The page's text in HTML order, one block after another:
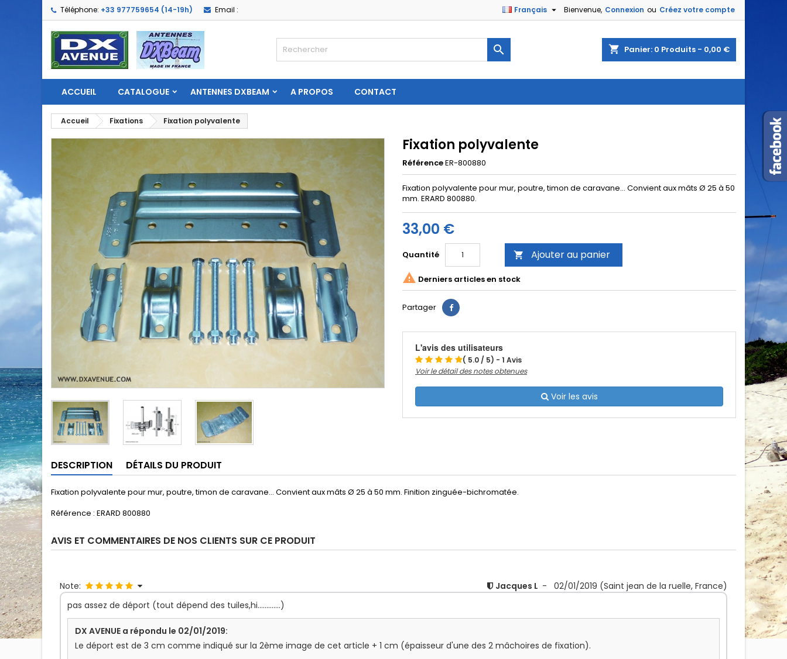
Téléphone: +33 977759654 (14-19h) Email : Bienvenue, Connexion ou Créez votre compte
Français 
shopping_cart Panier: 0 Produits - 0,00 €

ACCUEIL CATALOGUE ANTENNES DXBEAM A PROPOS CONTACT
Accueil Fixations Fixation polyvalente
Fixation polyvalente
RéférenceER-800880
Fixation polyvalente pour mur, poutre, timon de caravane... Convient aux mâts Ø 25 à 50
mm. ERARD 800880.
33,00 €
Quantité  Ajouter au panier
 Derniers articles en stock
Partager
L'avis des utilisateurs
( 5.0 / 5) - 1 Avis
Voir le détail des notes obtenues
Voir les avis
DESCRIPTION DÉTAILS DU PRODUIT
Fixation polyvalente pour mur, poutre, timon de caravane... Convient aux mâts Ø 25 à 50 mm. Finition zinguée-bichromatée .
Référence : ERARD 800880
AVIS ET COMMENTAIRES DE NOS CLIENTS SUR CE PRODUIT
Note: Jacques L - 02/01/2019 (Saint jean de la ruelle, France)
pas assez de déport (tout dépend des tuiles,hi.............)
DX AVENUE a répondu le 02/01/2019:
Le déport est de 3 cm comme indiqué sur la 2ème image de cet article + 1 cm (épaisseur d'une des 2 mâchoires de fixation).